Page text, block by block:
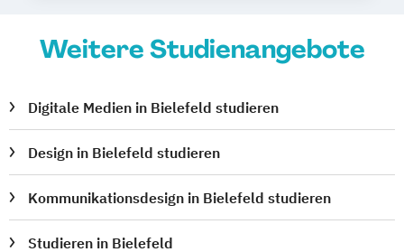
Weitere Studienangebote
Digitale Medien in Bielefeld studieren
Design in Bielefeld studieren
Kommunikationsdesign in Bielefeld studieren
Studieren in Bielefeld